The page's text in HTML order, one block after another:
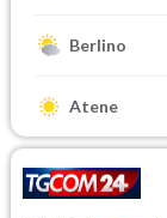
Berlino
Atene